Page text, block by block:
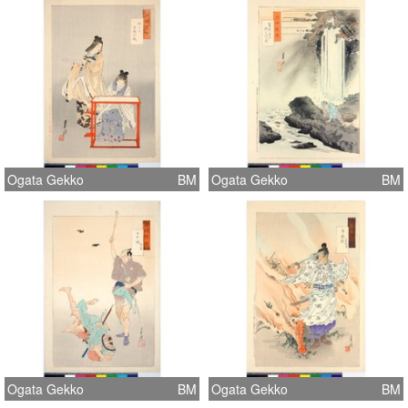
Ogata Gekko BM Ogata Gekko BM
Ogata Gekko BM Ogata Gekko BM